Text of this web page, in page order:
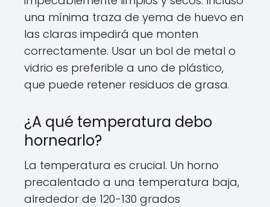
una mínima traza de yema de huevo en
las claras impedirá que monten
correctamente. Usar un bol de metal o
vidrio es preferible a uno de plástico,
que puede retener residuos de grasa.
¿A qué temperatura debo
hornearlo?
La temperatura es crucial. Un horno
precalentado a una temperatura baja,
alrededor de 120-130 grados